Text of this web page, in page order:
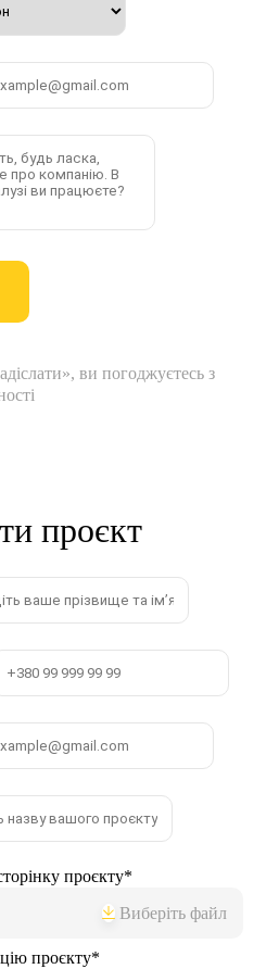
ви погоджуєтесь з
проєкт
проєкту*
Виберіть файл
проєкту*